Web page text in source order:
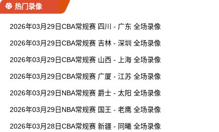
热门录像
2026年03月29日CBA常规赛 四川 - 广东 全场录像
2026年03月29日CBA常规赛 吉林 - 深圳 全场录像
2026年03月29日CBA常规赛 山西 - 上海 全场录像
2026年03月29日CBA常规赛 广厦 - 江苏 全场录像
2026年03月29日NBA常规赛 爵士 - 太阳 全场录像
2026年03月29日NBA常规赛 国王 - 老鹰 全场录像
2026年03月28日CBA常规赛 新疆 - 同曦 全场录像